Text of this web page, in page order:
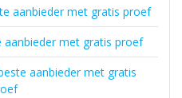
aanbieder met gratis proef
aanbieder met gratis proef
aanbieder met gratis